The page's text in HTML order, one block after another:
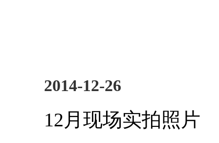
2014-12-26
12月现场实拍照片